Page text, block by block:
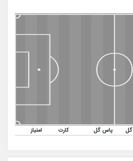
گل پاس گل کارت امتیاز